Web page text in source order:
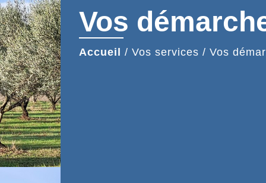
Vos
Accueil / Vos services / Vos